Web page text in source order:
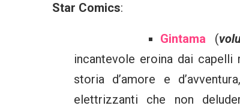
Star Comics:
Gintama (
incantevole eroina dai
storia d’amore e
elettrizzanti che non